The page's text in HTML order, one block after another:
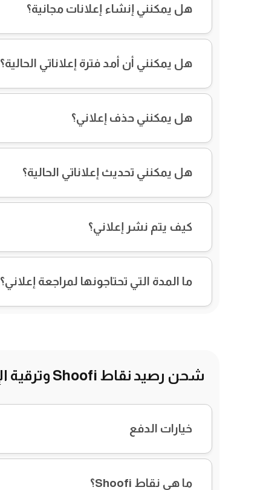
هل يمكنني إنشاء إعلانات مجانية؟
هل يمكنني أن أمد فترة إعلاناتي الحالية؟
هل يمكنني حذف إعلاني؟
هل يمكنني تحديث إعلاناتي الحالية؟
كيف يتم نشر إعلاني؟
ما المدة التي تحتاجونها لمراجعة إعلاني؟
شحن رصيد نقاط Shoofi وترقية الإعلا
خيارات الدفع
ما هي نقاط Shoofi؟